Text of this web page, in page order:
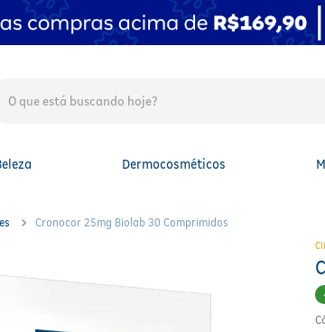
Dermocosméticos
Cronocor 25mg Biolab 30 Comprimidos
BUSCADOS
solar